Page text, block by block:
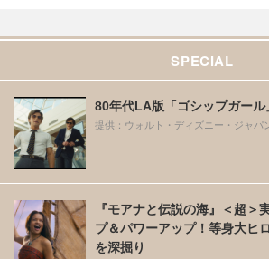
SPECIAL
80年代LA版「ゴシップガー
提供：ウォルト・ディズニー・ジャパ
『モアナと伝説の海』＜超＞
プ＆パワーアップ！等身大ヒ
を深掘り